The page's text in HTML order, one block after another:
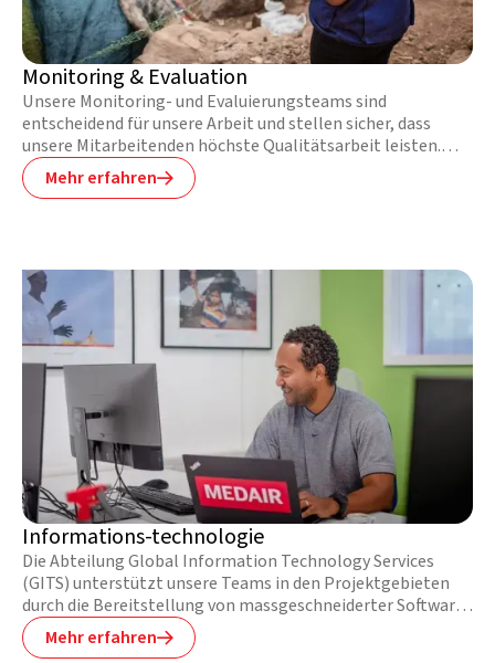
Monitoring & Evaluation
Unsere Monitoring- und Evaluierungsteams sind
entscheidend für unsere Arbeit und stellen sicher, dass
unsere Mitarbeitenden höchste Qualitätsarbeit leisten.
Zudem sind sie dafür verantwortlich, Projektdaten zu
sammeln und zu analysieren, über Programmerfolge zu
Mehr erfahren
Informations-technologie
Die Abteilung Global Information Technology Services
(GITS) unterstützt unsere Teams in den Projektgebieten
durch die Bereitstellung von massgeschneiderter Software,
Tools und Informatikdienstleistungen. Sie hilft den Teams,
ihre Dienstleistungen effektiv und effizient zu erbringen,
Mehr erfahren